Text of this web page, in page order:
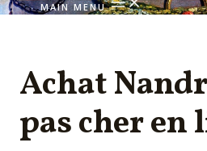
MAIN MENU
Achat
pas cher en